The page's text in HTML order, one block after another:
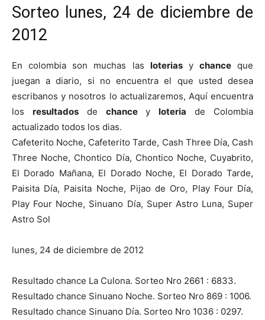
Sorteo lunes, 24 de diciembre de
2012
En colombia son muchas las loteriasy chanceque
juegan a diario, si no encuentra el que usted desea
escribanos y nosotros lo actualizaremos, Aquí encuentra
los resultadosde chanceyloteria de Colombia
actualizado todos los dias.
Cafeterito Noche, Cafeterito Tarde, Cash Three Día, Cash
Three Noche, Chontico Día, Chontico Noche, Cuyabrito,
El Dorado Mañana, El Dorado Noche, El Dorado Tarde,
Paisita Día, Paisita Noche, Pijao de Oro, Play Four Día,
Play Four Noche, Sinuano Día, Super Astro Luna, Super
Astro Sol
lunes, 24 de diciembre de 2012
Resultado chance La Culona. Sorteo Nro 2661 : 6833.
Resultado chance Sinuano Noche. Sorteo Nro 869 : 1006.
Resultado chance Sinuano Día. Sorteo Nro 1036 : 0297.